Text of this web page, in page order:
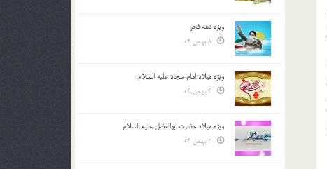
ویژه دهه فجر
ویژه میلاد امام سجاد علیه السلام
ویژه میلاد حضرت ابوالفضل علیه السلام